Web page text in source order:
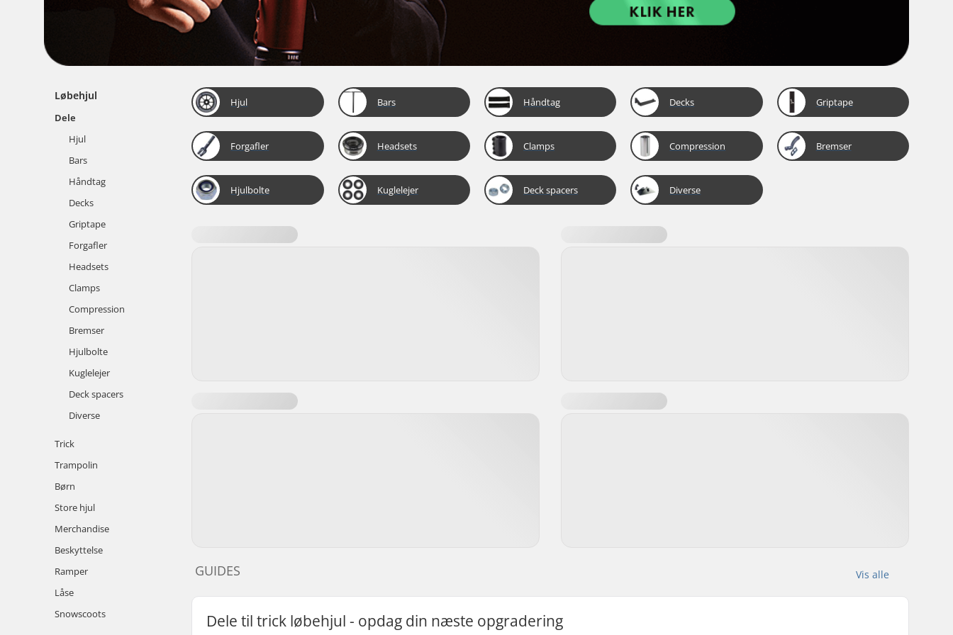
Løbehjul
Dele
Hjul
Bars
Håndtag
Decks
Griptape
Forgafler
Headsets
Clamps
Compression
Bremser
Hjulbolte
Kuglelejer
Deck spacers
Diverse
Trick
Trampolin
Børn
Store hjul
Merchandise
Beskyttelse
Ramper
Låse
Snowscoots
Hjul Bars Håndtag Decks Griptape
Forgafler Headsets Clamps Compression Bremser
Hjulbolte Kuglelejer Deck spacers Diverse
Vis alle
GUIDES
Dele til trick løbehjul - opdag din næste opgradering